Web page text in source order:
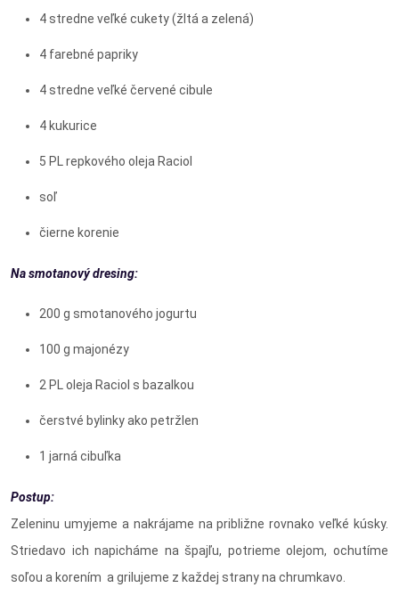
4 stredne veľké cukety (žltá a zelená)
4 farebné papriky
4 stredne veľké červené cibule
4 kukurice
5 PL repkového oleja Raciol
soľ
čierne korenie
Na smotanový dresing:
200 g smotanového jogurtu
100 g majonézy
2 PL oleja Raciol s bazalkou
čerstvé bylinky ako petržlen
1 jarná cibuľka
Postup:
Zeleninu umyjeme a nakrájame na približne rovnako veľké kúsky.
Striedavo ich napicháme na špajľu, potrieme olejom, ochutíme
soľou a korením a grilujeme z každej strany na chrumkavo.